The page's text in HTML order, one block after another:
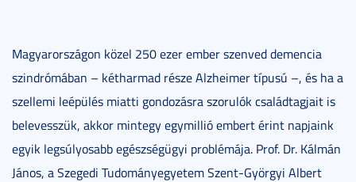
Magyarországon közel 250 ezer ember szenved demencia
szindrómában – kétharmad része Alzheimer típusú –, és ha a
szellemi leépülés miatti gondozásra szorulók családtagjait is
belevesszük, akkor mintegy egymillió embert érint napjaink
egyik legsúlyosabb egészségügyi problémája. Prof. Dr. Kálmán
János, a Szegedi Tudományegyetem Szent-Györgyi Albert